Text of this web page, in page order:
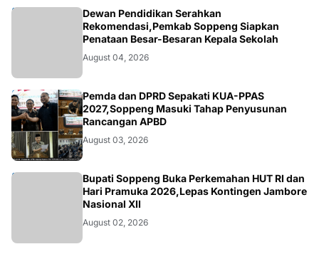
Dewan Pendidikan Serahkan
Rekomendasi,Pemkab Soppeng Siapkan
Penataan Besar-Besaran Kepala Sekolah
August 04, 2026
NEWS
Pemda dan DPRD Sepakati KUA-PPAS
2027,Soppeng Masuki Tahap Penyusunan
Rancangan APBD
August 03, 2026
Bupati Soppeng Buka Perkemahan HUT RI dan
Hari Pramuka 2026,Lepas Kontingen Jambore
Nasional XII
August 02, 2026